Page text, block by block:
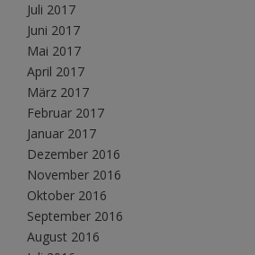
Juli 2017
Juni 2017
Mai 2017
April 2017
März 2017
Februar 2017
Januar 2017
Dezember 2016
November 2016
Oktober 2016
September 2016
August 2016